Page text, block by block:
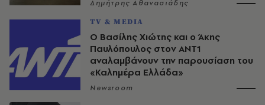
Δημήτρης Αθανασιάδης
TV & MEDIA
Ο Βασίλης Χιώτης και ο Άκης
Παυλόπουλος στον ΑΝΤ1
αναλαμβάνουν την παρουσίαση του
«Καλημέρα Ελλάδα»
Newsroom